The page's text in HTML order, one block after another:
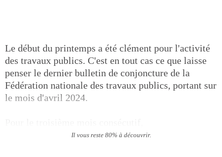
Le début du printemps a été clément pour l'activité
des travaux publics. C'est en tout cas ce que laisse
penser le dernier bulletin de conjoncture de la
Fédération nationale des travaux publics, portant sur
le mois d'avril 2024.
Il vous reste 80% à découvrir.